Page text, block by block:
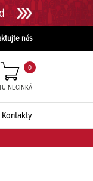
nás
NECINKÁ
0
Kontakty